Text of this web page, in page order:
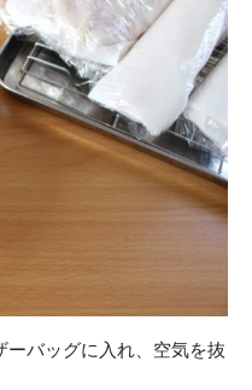
バッグに入れ、空気を抜